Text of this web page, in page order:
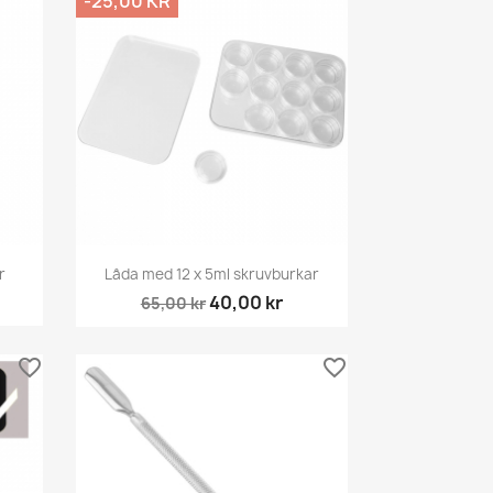
Snabbvy
Låda med 12 x 5ml skruvburkar
65,00 kr40,00 kr
favorite_border favorite_border